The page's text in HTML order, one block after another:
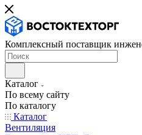
Комплексный поставщик
Каталог
По всему сайту
По каталогу
Каталог
Вентиляция